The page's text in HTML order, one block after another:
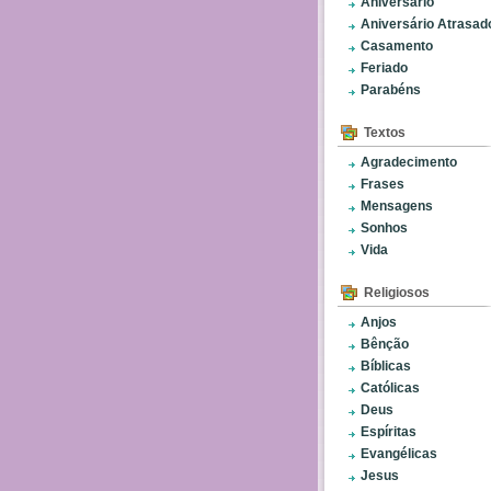
Aniversário
Casamento
Feriado
Parabéns
Textos
Agradecimento
Frases
Mensagens
Sonhos
Vida
Religiosos
Anjos
Bênção
Bíblicas
Católicas
Deus
Espíritas
Evangélicas
Jesus